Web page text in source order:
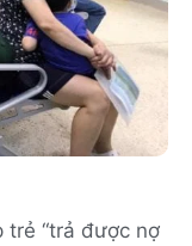
trẻ “trả được nợ